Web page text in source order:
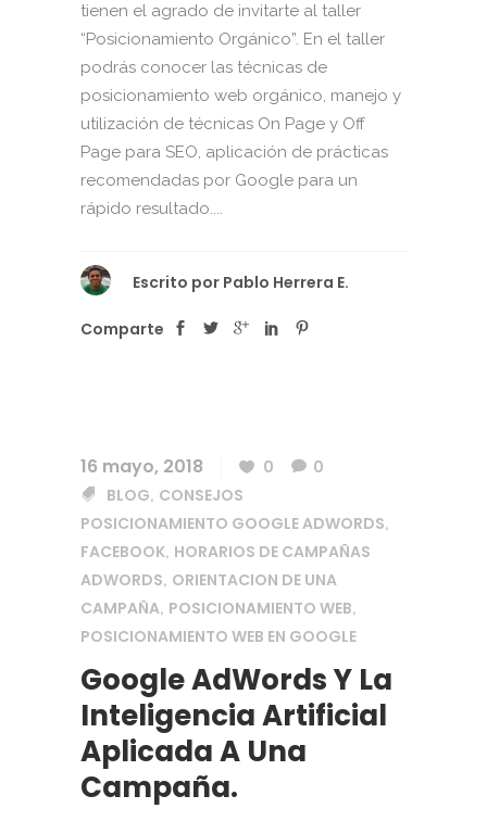
tienen el agrado de invitarte al taller
“Posicionamiento Orgánico”. En el taller
podrás conocer las técnicas de
posicionamiento web orgánico, manejo y
utilización de técnicas On Page y Off
Page para SEO, aplicación de prácticas
recomendadas por Google para un
rápido resultado....
Escrito por Pablo Herrera E.
Comparte
16 mayo, 2018 0
0
BLOG, CONSEJOS
POSICIONAMIENTO GOOGLE ADWORDS,
FACEBOOK, HORARIOS DE CAMPAÑAS
ADWORDS, ORIENTACION DE UNA
CAMPAÑA, POSICIONAMIENTO WEB,
POSICIONAMIENTO WEB EN GOOGLE
Google AdWords Y La
Inteligencia Artificial
Aplicada A Una
Campaña.